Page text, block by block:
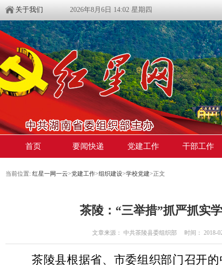
关于我们 2026年8月6日 14:02 星期四
首页 要闻快递 党建工作 干部工作
当前位置: 红星一网一云>党建工作>组织建设>学校党建>正文
茶陵：“三举措”抓严抓实
文章来源： 中共茶陵县委组织部 时间： 2018-
茶陵县根据省、市委组织部门召开